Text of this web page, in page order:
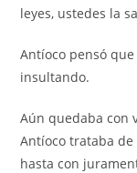
leyes, ustedes la
Antíoco pensó
insultando.
Aún quedaba con
Antíoco trataba
hasta con